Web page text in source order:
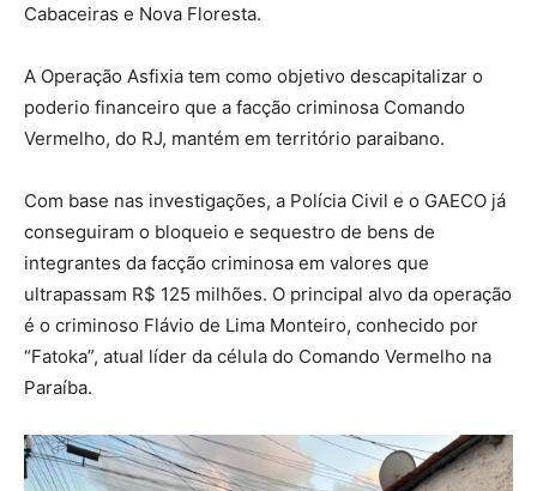
Cabaceiras e Nova Floresta.
A Operação Asfixia tem como objetivo descapitalizar o
poderio financeiro que a facção criminosa Comando
Vermelho, do RJ, mantém em território paraibano.
Com base nas investigações, a Polícia Civil e o GAECO já
conseguiram o bloqueio e sequestro de bens de
integrantes da facção criminosa em valores que
ultrapassam R$ 125 milhões. O principal alvo da operação
é o criminoso Flávio de Lima Monteiro, conhecido por
“Fatoka”, atual líder da célula do Comando Vermelho na
Paraíba.